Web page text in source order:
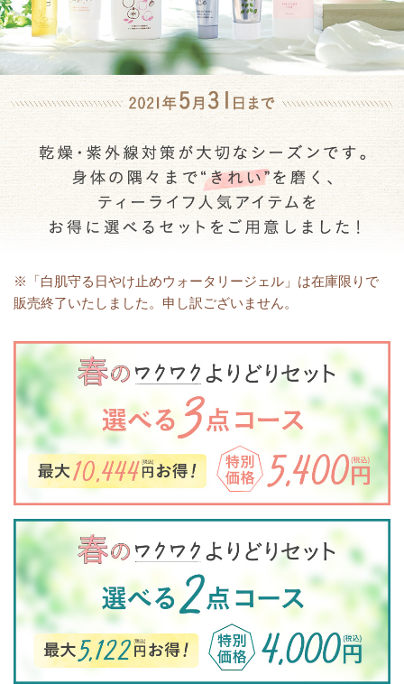
※「白肌守る日やけ止めウォータリージェル」は在庫限りで
販売終了いたしました。申し訳ございません。